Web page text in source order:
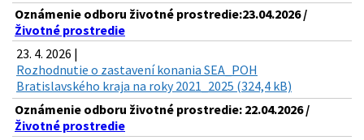
Oznámenie odboru životné prostredie:23.04.2026 /
Životné prostredie
23. 4. 2026 |
Rozhodnutie o zastavení konania SEA_POH
Bratislavského kraja na roky 2021_2025 (324,4 kB)
Oznámenie odboru životné prostredie: 22.04.2026 /
Životné prostredie